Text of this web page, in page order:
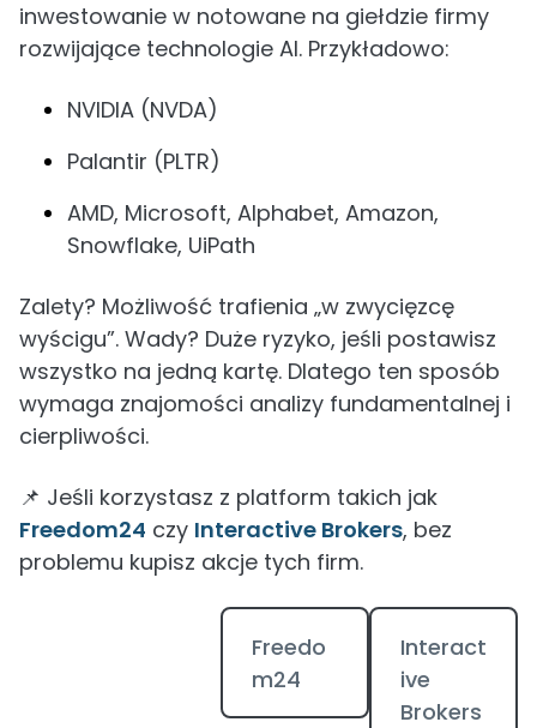
inwestowanie w notowane na giełdzie firmy
rozwijające technologie AI. Przykładowo:
NVIDIA (NVDA)
Palantir (PLTR)
AMD, Microsoft, Alphabet, Amazon,
Snowflake, UiPath
Zalety? Możliwość trafienia „w zwycięzcę
wyścigu”. Wady? Duże ryzyko, jeśli postawisz
wszystko na jedną kartę. Dlatego ten sposób
wymaga znajomości analizy fundamentalnej i
cierpliwości.
📌 Jeśli korzystasz z platform takich jak
Freedom24 czy Interactive Brokers, bez
problemu kupisz akcje tych firm.
Freedo
m24
Interact
ive
Brokers